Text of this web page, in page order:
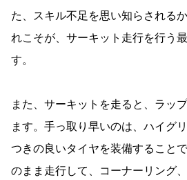
た、スキル不足を思い知らされる
れこそが、サーキット走行を行う
す。
また、サーキットを走ると、ラッ
ます。手っ取り早いのは、ハイグ
つきの良いタイヤを装備すること
のまま走行して、コーナーリング